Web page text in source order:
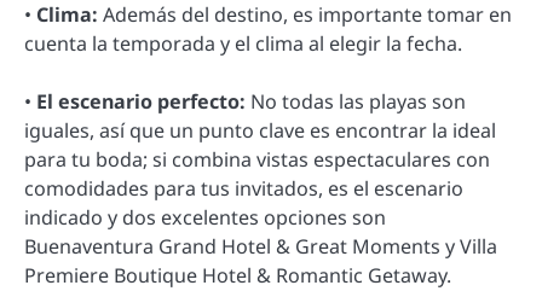
• Clima: Además del destino, es importante tomar en
cuenta la temporada y el clima al elegir la fecha.
• El escenario perfecto: No todas las playas son
iguales, así que un punto clave es encontrar la ideal
para tu boda; si combina vistas espectaculares con
comodidades para tus invitados, es el escenario
indicado y dos excelentes opciones son
Buenaventura Grand Hotel & Great Moments y Villa
Premiere Boutique Hotel & Romantic Getaway.